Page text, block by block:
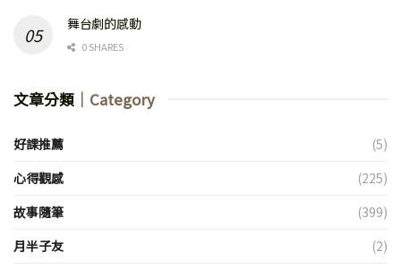
舞台劇的感動
0 SHARES
文章分類 ｜Category
好課推薦
(5)
心得觀感
(225)
故事隨筆
(399)
月半子友
(2)